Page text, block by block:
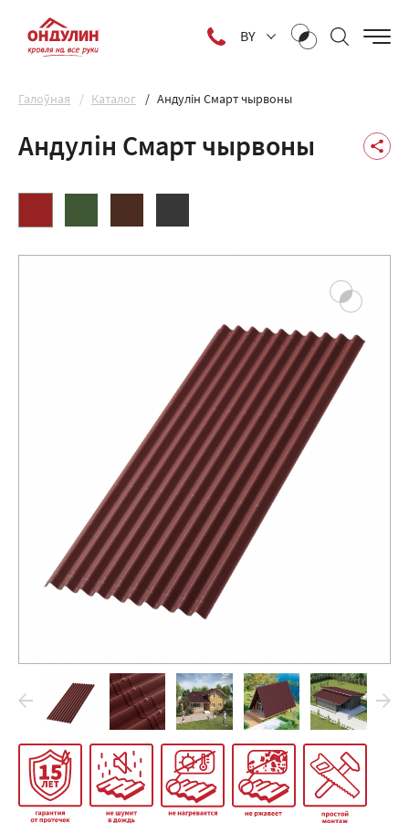
BY
Галоўная Каталог Андулін Смарт чырвоны
Андулін Смарт чырвоны